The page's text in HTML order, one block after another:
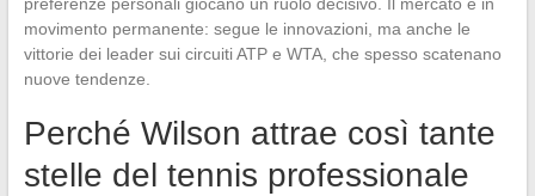
movimento permanente: segue le innovazioni, ma anche le
vittorie dei leader sui circuiti ATP e WTA, che spesso scatenano
nuove tendenze.
Perché Wilson attrae così tante
stelle del tennis professionale